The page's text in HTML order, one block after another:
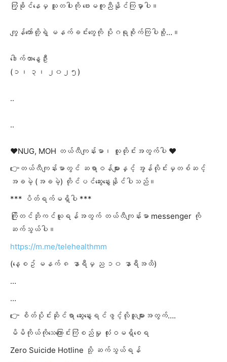
ကြံ့ခိုင်နေမှ သူတပါးကို ဖေးမကူညီနိုင်ကြမှာပါ။
ကျွန်တော်တို့ရဲ့ မနက်ခင်းတွေကို ပိုဂရုစိုက်ကြပါစို့…။
ဒေါက်တာနွေဦး
(၁၊ ၃၊ ၂၀၂၅)
..
..
❤️NUG, MOH တယ်လီကျန်းမာ၊ လူတိုင်းအတွက်ပါ ❤️
👉တယ်လီကျန်းမာတွင် ဆရာဝန်များနှင့် အွန်လိုင်းမှတစ်ဆင့်
အခမဲ့ (အခမဲ့) တိုင်ပင်ဆွေးနွေးနိုင်ပါသည်။
*** ပိတ်ရက်မရှိပါ ***
ကြိုတင်ဘိုကင်ယူရန်အတွက် တယ်လီကျန်းမာ messenger ကို
ဆက်သွယ်ပါ။
https://m.me/telehealthmm
(နေ့စဥ် မနက် ၈ နာရီမှ ည ၁၀ နာရီအထိ)
…
…
👉 စိတ်ပိုင်းဆိုင်ရာ ဆွေးနွေးရင်ဖွင့်လိုသူများအတွက်….
မိမိကိုယ်ကိုသေကြောင်းကြံစည်မှု လုံးဝမရှိစေရ
Zero Suicide Hotline သို့ ဆက်သွယ်ရန်